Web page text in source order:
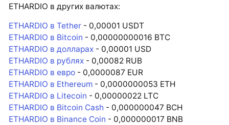
ETHARDIO в других валютах:
ETHARDIO в Tether - 0,00001 USDT
ETHARDIO в Bitcoin - 0,00000000016 BTC
ETHARDIO в долларах - 0,00001 USD
ETHARDIO в рублях - 0,00082 RUB
ETHARDIO в евро - 0,0000087 EUR
ETHARDIO в Ethereum - 0,0000000053 ETH
ETHARDIO в Litecoin - 0,00000022 LTC
ETHARDIO в Bitcoin Cash - 0,000000047 BCH
ETHARDIO в Binance Coin - 0,000000017 BNB